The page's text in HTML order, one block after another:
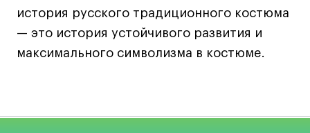
Навыки предпринимателя и управленца
Онлайн
Маркетинг и генерация лидов
Очно + онлайн
история русского традиционного костюма
— это история устойчивого развития и
максимального символизма в костюме.